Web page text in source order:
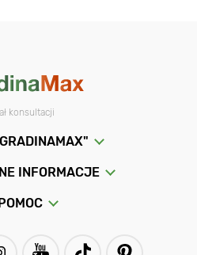
konsultacji
INFORMACJE